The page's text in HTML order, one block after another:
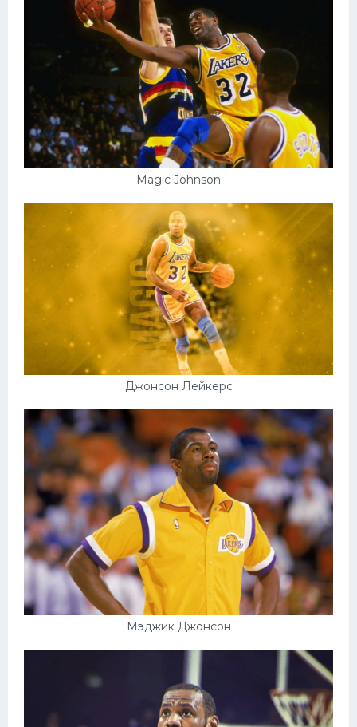
Magic Johnson
Джонсон Лейкерс
Мэджик Джонсон